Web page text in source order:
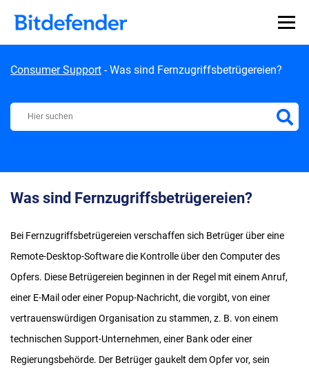
Consumer Support -Was sind Fernzugriffsbetrügereien?
Bitdefender Support Center
Was sind Fernzugriffsbetrügereien?
Bei Fernzugriffsbetrügereien verschaffen sich Betrüger über eine
Remote-Desktop-Software die Kontrolle über den Computer des
Opfers. Diese Betrügereien beginnen in der Regel mit einem Anruf,
einer E-Mail oder einer Popup-Nachricht, die vorgibt, von einer
vertrauenswürdigen Organisation zu stammen, z. B. von einem
technischen Support-Unternehmen, einer Bank oder einer
Regierungsbehörde. Der Betrüger gaukelt dem Opfer vor, sein